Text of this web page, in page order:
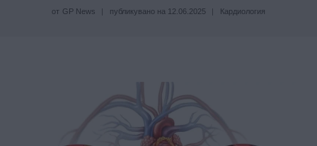
от GP News публикувано на 12.06.2025 Кардиология